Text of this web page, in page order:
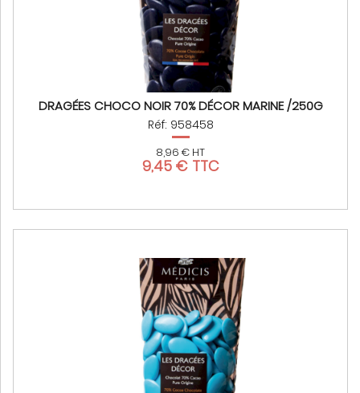
DRAGÉES CHOCO NOIR 70% DÉCOR MARINE /250G
Réf: 958458
8,96 € HT
9,45 € TTC